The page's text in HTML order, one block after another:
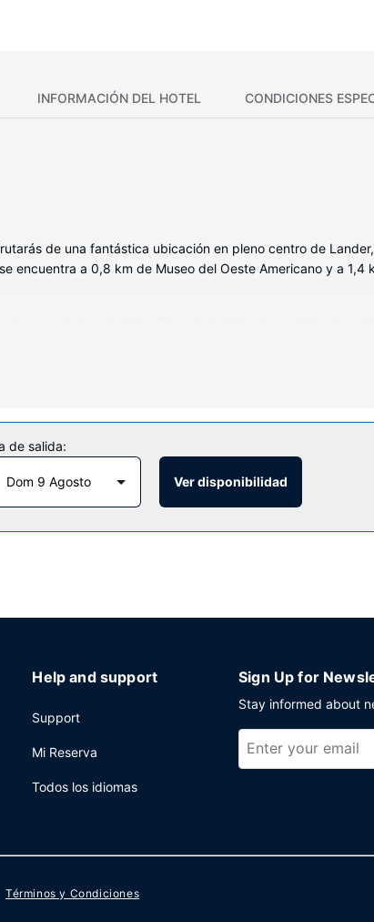
INFORMACIÓN DEL HOTEL CONDICIONES
de una fantástica ubicación en pleno centro de
encuentra a 0,8 km de Museo del Oeste Americano y a 1,4
gratis. El baño privado con ducha y bañera combinadas
de salida:
Dom 9 Agosto Ver disponibilidad
Help and support
Support
Mi Reserva
Todos los idiomas
Sign Up for
Stay informed about
Términos y Condiciones